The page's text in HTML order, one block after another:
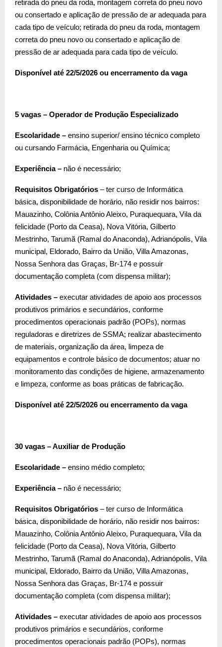
retirada do pneu da roda, montagem correta do pneu novo
ou consertado e aplicação de pressão de ar adequada para
cada tipo de veículo; retirada do pneu da roda, montagem
correta do pneu novo ou consertado e aplicação de
pressão de ar adequada para cada tipo de veículo.
Disponível até 22/5/2026 ou encerramento da vaga
5 vagas – Operador de Produção Especializado
Escolaridade – ensino superior/ ensino técnico completo
ou cursando Farmácia, Engenharia ou Química;
Experiência – não é necessário;
Requisitos Obrigatórios – ter curso de Informática
básica, disponibilidade de horário, não residir nos bairros:
Mauazinho, Colônia Antônio Aleixo, Puraquequara, Vila da
felicidade (Porto da Ceasa), Nova Vitória, Gilberto
Mestrinho, Tarumã (Ramal do Anaconda), Adrianópolis, Vila
municipal, Eldorado, Bairro da União, Villa Amazonas,
Nossa Senhora das Graças, Br-174 e possuir
documentação completa (com dispensa militar);
Atividades – executar atividades de apoio aos processos
produtivos primários e secundários, conforme
procedimentos operacionais padrão (POPs), normas
reguladoras e diretrizes de SSMA; realizar abastecimento
de materiais, organização da área, limpeza de
equipamentos e controle básico de documentos; atuar no
monitoramento das condições de higiene, armazenamento
e limpeza, conforme as boas práticas de fabricação.
Disponível até 22/5/2026 ou encerramento da vaga
30 vagas – Auxiliar de Produção
Escolaridade – ensino médio completo;
Experiência – não é necessário;
Requisitos Obrigatórios – ter curso de Informática
básica, disponibilidade de horário, não residir nos bairros:
Mauazinho, Colônia Antônio Aleixo, Puraquequara, Vila da
felicidade (Porto da Ceasa), Nova Vitória, Gilberto
Mestrinho, Tarumã (Ramal do Anaconda), Adrianópolis, Vila
municipal, Eldorado, Bairro da União, Villa Amazonas,
Nossa Senhora das Graças, Br-174 e possuir
documentação completa (com dispensa militar);
Atividades – executar atividades de apoio aos processos
produtivos primários e secundários, conforme
procedimentos operacionais padrão (POPs), normas